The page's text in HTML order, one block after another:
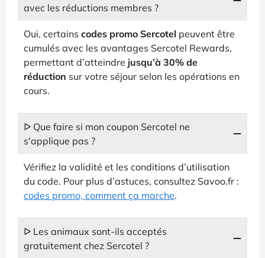
avec les réductions membres ?
Oui, certains codes promo Sercotel peuvent être
cumulés avec les avantages Sercotel Rewards,
permettant d’atteindre jusqu’à 30% de
réduction sur votre séjour selon les opérations en
cours.
ᐅ Que faire si mon coupon Sercotel ne
s'applique pas ?
Vérifiez la validité et les conditions d’utilisation
du code. Pour plus d’astuces, consultez Savoo.fr :
codes promo, comment ça marche.
ᐅ Les animaux sont-ils acceptés
gratuitement chez Sercotel ?